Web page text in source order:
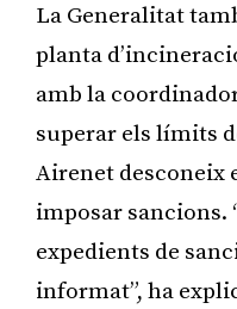
La Generalitat
planta
amb la
superar els límits
Airenet desconeix
imposar sancions.
expedients de
informat”, ha